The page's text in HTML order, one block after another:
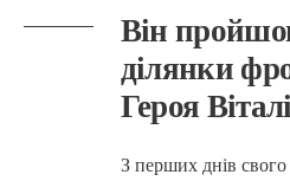
Він
ділянки
Героя
З перших днів